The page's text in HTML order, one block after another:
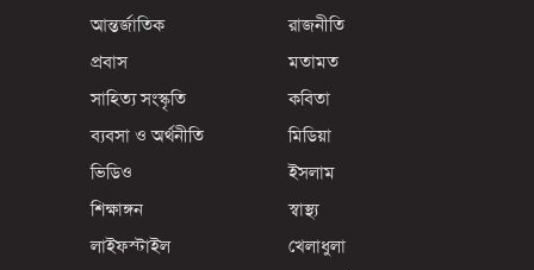
আন্তর্জাতিক
রাজনীতি
প্রবাস
মতামত
সাহিত্য সংস্কৃতি
কবিতা
ব্যবসা ও অর্থনীতি
মিডিয়া
ভিডিও
ইসলাম
শিক্ষাঙ্গন
স্বাস্থ্য
লাইফস্টাইল
খেলাধুলা